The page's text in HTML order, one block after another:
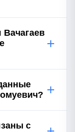
Вачагаев
+
+
с